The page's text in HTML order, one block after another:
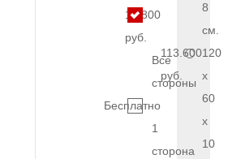
10.800
руб.
Все
стороны
Бесплатно
1
сторона
8
см.
113.600
руб.
120
x
60
x
10